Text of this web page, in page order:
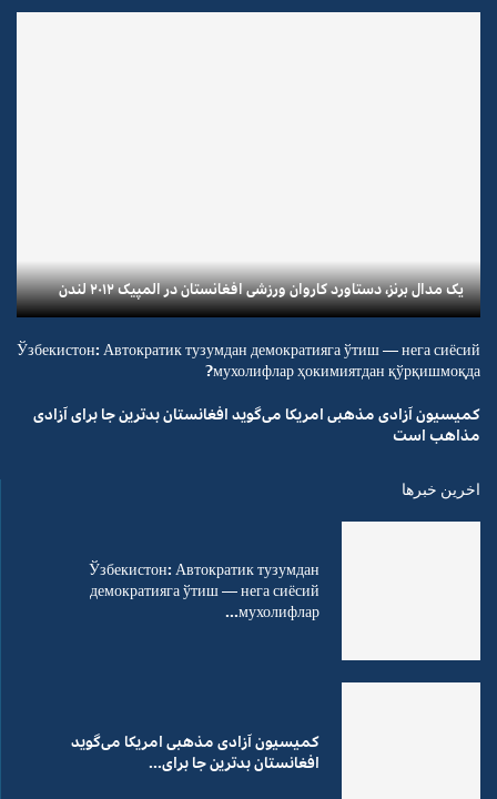
یک مدال برنز، دستاورد کاروان ورزشی افغانستان در المپیک ۲۰۱۲ لندن
Ўзбекистон: Автократик тузумдан демократияга ўтиш — нега сиёсий
мухолифлар ҳокимиятдан қўрқишмоқда?
کمیسیون آزادی مذهبی امریکا می‌گوید افغانستان بدترین جا برای آزادی
مذاهب است
اخرین خبرها
Ўзбекистон: Автократик тузумдан
демократияга ўтиш — нега сиёсий
мухолифлар...
کمیسیون آزادی مذهبی امریکا می‌گوید
افغانستان بدترین جا برای...